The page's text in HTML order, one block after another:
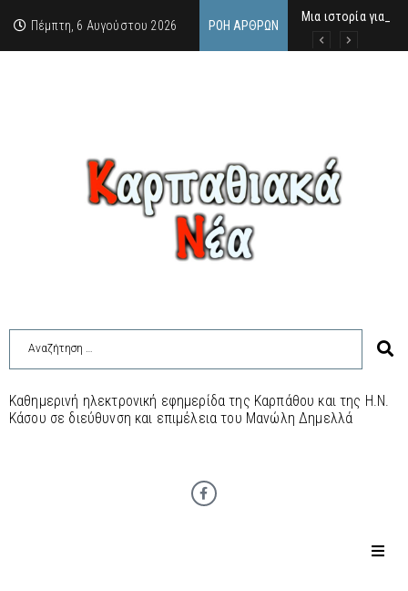
Πέμπτη, 6 Αυγούστου 2026 ΡΟΉ ΆΡΘΡΩΝ
Μια ιστορία για τη
Δρ. Εμμανουέλλα
Χάιδω-Ειρήνη
Καθημερινή ηλεκτρονική εφημερίδα της Καρπάθου και της Η.Ν.
Κάσου σε διεύθυνση και επιμέλεια του Μανώλη Δημελλά